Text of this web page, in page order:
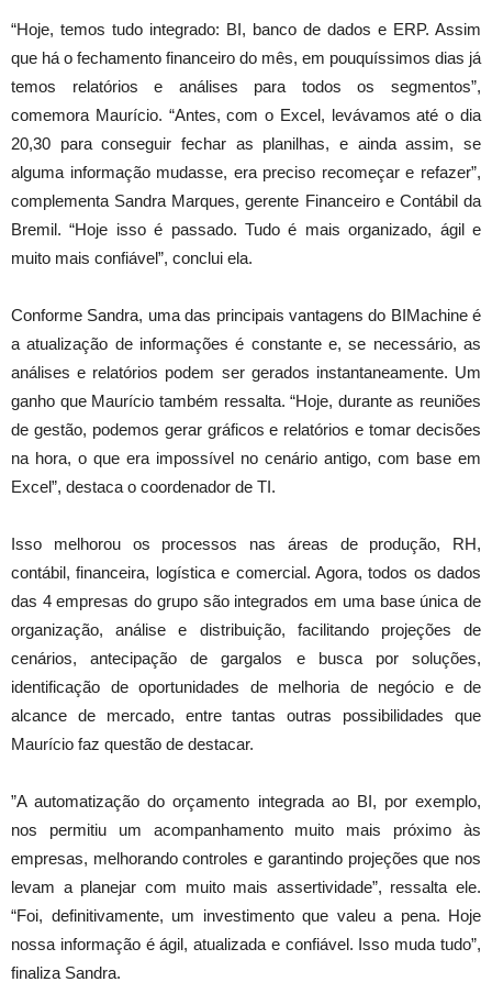
“Hoje, temos tudo integrado: BI, banco de dados e ERP. Assim
que há o fechamento financeiro do mês, em pouquíssimos dias já
temos relatórios e análises para todos os segmentos”,
comemora Maurício. “Antes, com o Excel, levávamos até o dia
20,30 para conseguir fechar as planilhas, e ainda assim, se
alguma informação mudasse, era preciso recomeçar e refazer”,
complementa Sandra Marques, gerente Financeiro e Contábil da
Bremil. “Hoje isso é passado. Tudo é mais organizado, ágil e
muito mais confiável”, conclui ela.
Conforme Sandra, uma das principais vantagens do BIMachine é
a atualização de informações é constante e, se necessário, as
análises e relatórios podem ser gerados instantaneamente. Um
ganho que Maurício também ressalta. “Hoje, durante as reuniões
de gestão, podemos gerar gráficos e relatórios e tomar decisões
na hora, o que era impossível no cenário antigo, com base em
Excel”, destaca o coordenador de TI.
Isso melhorou os processos nas áreas de produção, RH,
contábil, financeira, logística e comercial. Agora, todos os dados
das 4 empresas do grupo são integrados em uma base única de
organização, análise e distribuição, facilitando projeções de
cenários, antecipação de gargalos e busca por soluções,
identificação de oportunidades de melhoria de negócio e de
alcance de mercado, entre tantas outras possibilidades que
Maurício faz questão de destacar.
”A automatização do orçamento integrada ao BI, por exemplo,
nos permitiu um acompanhamento muito mais próximo às
empresas, melhorando controles e garantindo projeções que nos
levam a planejar com muito mais assertividade”, ressalta ele.
“Foi, definitivamente, um investimento que valeu a pena. Hoje
nossa informação é ágil, atualizada e confiável. Isso muda tudo”,
finaliza Sandra.